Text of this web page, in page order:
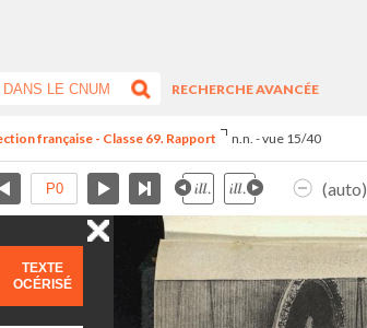
RECHERCHE AVANCÉE
française - Classe 69. Rapport n.n. - vue 15/40
(auto)
TEXTE
OCÉRISÉ